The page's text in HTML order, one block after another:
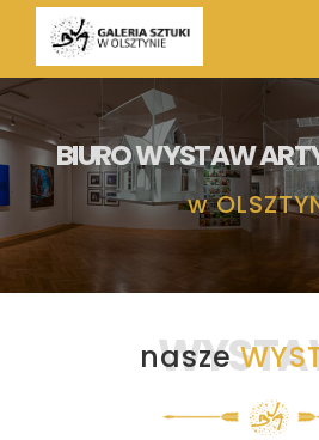
BIURO WYSTAW
w
nasze